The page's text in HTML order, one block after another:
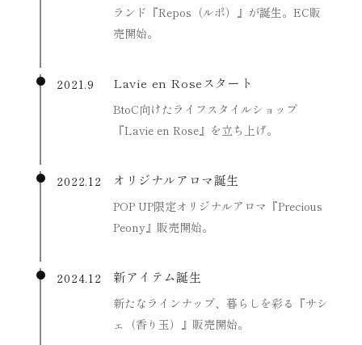
ランド『Repos（ルポ）』が誕生。EC販
売開始。
2021.9 Lavie en Roseスタート
BtoC向けたライフスタイルショップ
『Lavie en Rose』を立ち上げ。
2022.12 オリジナルアロマ誕生
POP UP限定オリジナルアロマ『Precious
Peony』販売開始。
2024.12 新アイテム誕生
新たなラインナップ、暮らしを彩る『サシ
ェ（香り玉）』販売開始。